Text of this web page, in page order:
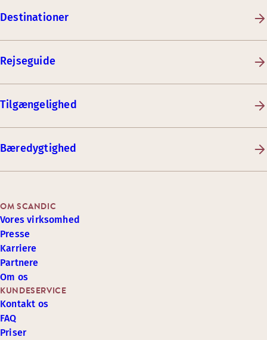
Destinationer
Rejseguide
Tilgængelighed
Bæredygtighed
KUNDESERVICE
Kontakt os
FAQ
Priser
OM SCANDIC
Vores virksomhed
Presse
Karriere
Partnere
Om os